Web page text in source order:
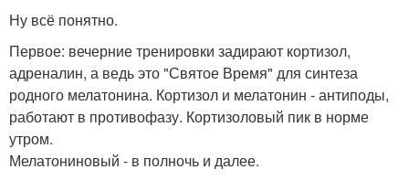
Ну всё понятно.
Первое: вечерние тренировки задирают кортизол,
адреналин, а ведь это "Святое Время" для синтеза
родного мелатонина. Кортизол и мелатонин - антиподы,
работают в противофазу. Кортизоловый пик в норме
утром.
Мелатониновый - в полночь и далее.